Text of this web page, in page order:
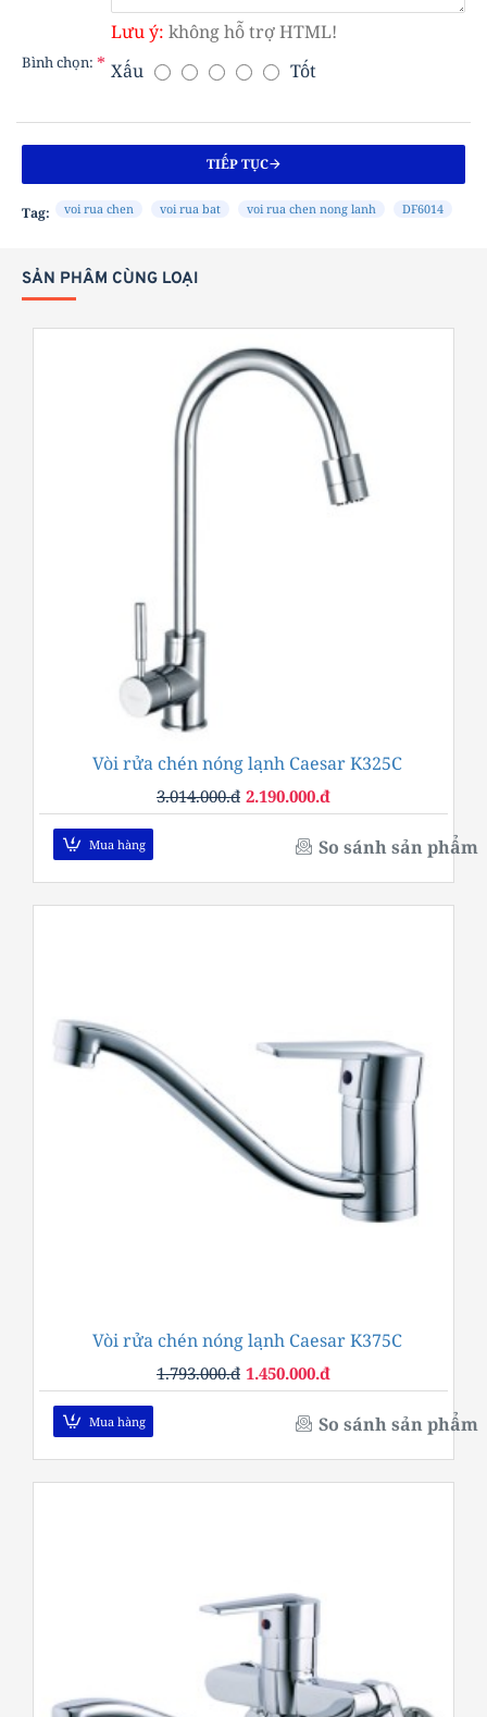
Lưu ý: không hỗ trợ HTML!
N
H
C
Ọ
:
Bình chọn: Xấu Tốt
TIẾP TỤC
Tag: voi rua chen voi rua bat voi rua chen nong lanh DF6014
SẢN PHẨM CÙNG LOẠI
-27%
Vòi rửa chén nóng lạnh Caesar K325C
2.190.000.đ
3.014.000.đ
Mua hàng So sánh sản phẩm
-19%
Vòi rửa chén nóng lạnh Caesar K375C
1.450.000.đ
1.793.000.đ
Mua hàng So sánh sản phẩm